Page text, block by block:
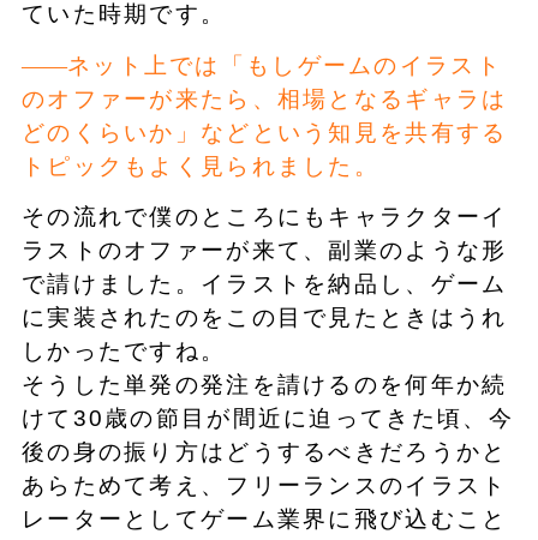
ていた時期です。
ネット上では「もしゲームのイラスト
のオファーが来たら、相場となるギャラは
どのくらいか」などという知見を共有する
トピックもよく見られました。
その流れで僕のところにもキャラクターイ
ラストのオファーが来て、副業のような形
で請けました。イラストを納品し、ゲーム
に実装されたのをこの目で見たときはうれ
しかったですね。
そうした単発の発注を請けるのを何年か続
けて30歳の節目が間近に迫ってきた頃、今
後の身の振り方はどうするべきだろうかと
あらためて考え、フリーランスのイラスト
レーターとしてゲーム業界に飛び込むこと